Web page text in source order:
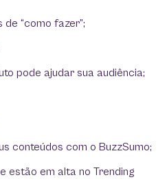
“como fazer”;
pode ajudar sua audiência;
conteúdos com o BuzzSumo;
estão em alta no Trending